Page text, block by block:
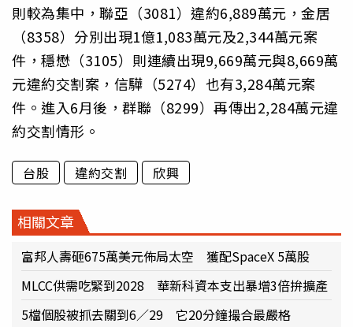
則較為集中，聯亞（3081）違約6,889萬元，金居
（8358）分別出現1億1,083萬元及2,344萬元案
件，穩懋（3105）則連續出現9,669萬元與8,669萬
元違約交割案，信驊（5274）也有3,284萬元案
件。進入6月後，群聯（8299）再傳出2,284萬元違
約交割情形。
台股 違約交割 欣興
相關文章
富邦人壽砸675萬美元佈局太空 獲配SpaceX 5萬股
MLCC供需吃緊到2028 華新科資本支出暴增3倍拚擴產
5檔個股被抓去關到6／29 它20分鐘撮合最嚴格